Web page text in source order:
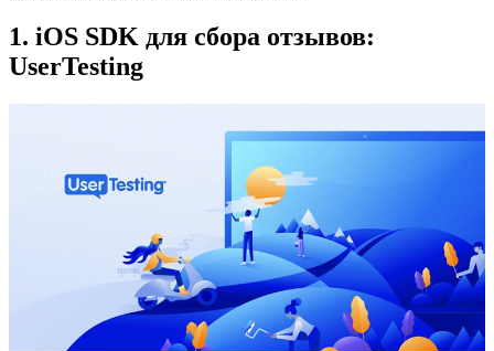
1. iOS SDK для сбора отзывов:
UserTesting